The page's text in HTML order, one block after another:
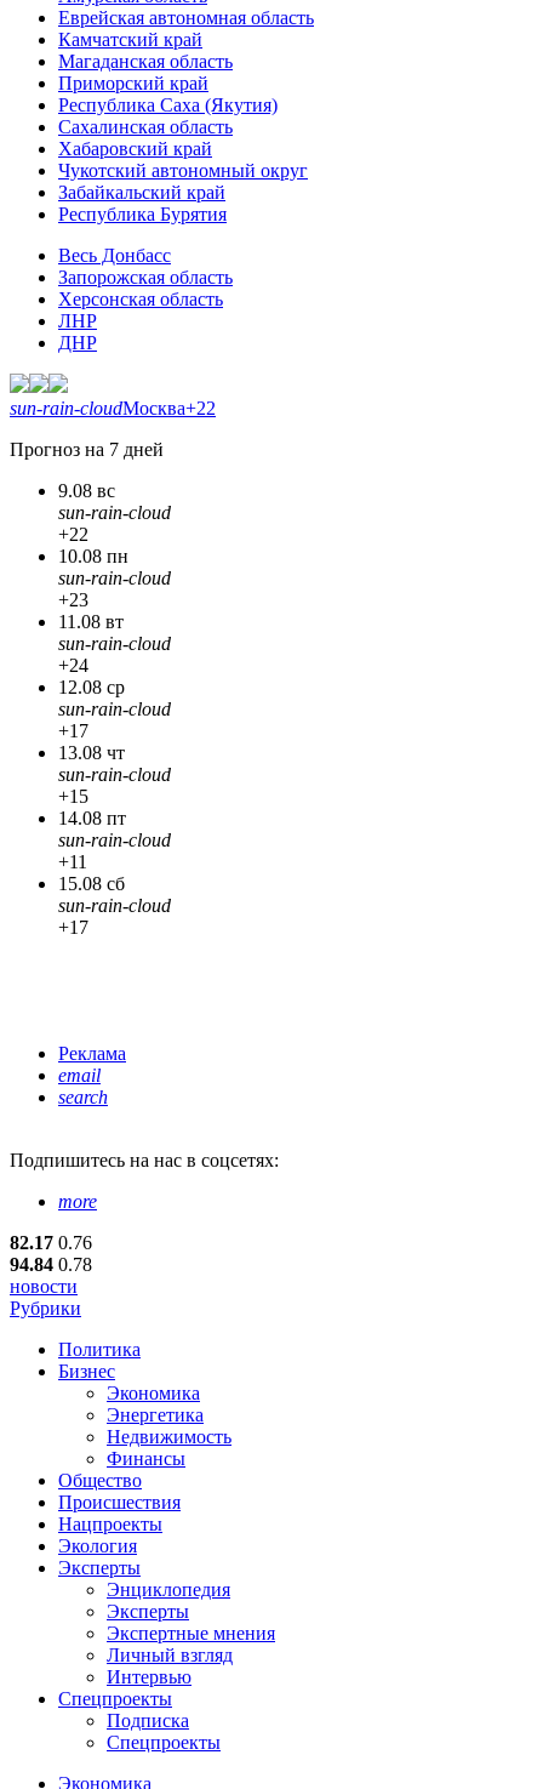
Еврейская автономная область
Камчатский край
Магаданская область
Приморский край
Республика Саха (Якутия)
Сахалинская область
Хабаровский край
Чукотский автономный округ
Забайкальский край
Республика Бурятия
Весь Донбасс
Запорожская область
Херсонская область
ЛНР
ДНР
sun-rain-cloudМосква+22
Прогноз на 7 дней
9.08 вс
sun-rain-cloud
+22
10.08 пн
sun-rain-cloud
+23
11.08 вт
sun-rain-cloud
+24
12.08 ср
sun-rain-cloud
+17
13.08 чт
sun-rain-cloud
+15
14.08 пт
sun-rain-cloud
+11
15.08 сб
sun-rain-cloud
+17
Реклама
email
search
Подпишитесь на нас в соцсетях:
more
82.17 0.76
94.84 0.78
новости
Рубрики
Политика
Бизнес
Экономика
Энергетика
Недвижимость
Финансы
Общество
Происшествия
Нацпроекты
Экология
Эксперты
Энциклопедия
Эксперты
Экспертные мнения
Личный взгляд
Интервью
Спецпроекты
Подписка
Спецпроекты
Экономика